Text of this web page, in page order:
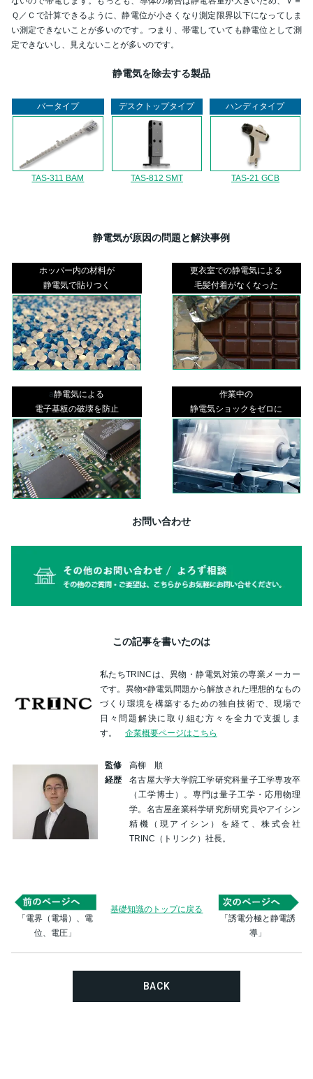
Ｑ／Ｃで計算できるように、静電位が小さくなり測定限界以下になってしま
い測定できないことが多いのです。つまり、帯電していても静電位として測
定できないし、見えないことが多いのです。
静電気を除去する製品
バータイプ デスクトップタイプ ハンディタイプ
TAS-311 BAM TAS-812 SMT TAS-21 GCB
静電気が原因の問題と解決事例
ホッパー内の材料が
静電気で貼りつく
更衣室での静電気による
毛髪付着がなくなった
a静電気による
電子基板の破壊を防止
作業中の
静電気ショックをゼロに
お問い合わせ
この記事を書いたのは
私たちTRINCは、異物・静電気対策の専業メーカー
です。異物×静電気問題から解放された理想的なもの
づくり環境を構築するための独自技術で、現場で
日々問題解決に取り組む方々を全力で支援しま
す。 企業概要ページはこちら
監修
経歴
高柳 順
名古屋大学大学院工学研究科量子工学専攻卒
（工学博士）。専門は量子工学・応用物理
学。名古屋産業科学研究所研究員やアイシン
精機（現アイシン）を経て、株式会社
TRINC（トリンク）社長。
「電界（電場）、電
位、電圧」
基礎知識のトップに戻る
「誘電分極と静電誘
導」
BACK